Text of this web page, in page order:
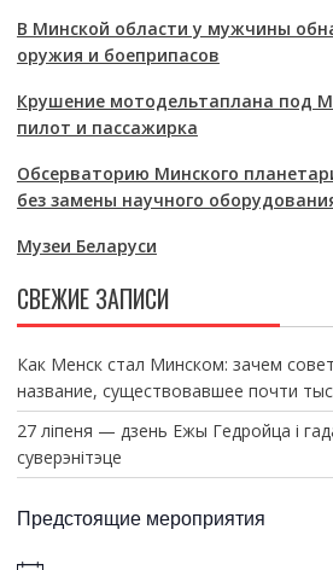
В Минской области у мужчины
оружия и боеприпасов
Крушение мотодельтаплана под
пилот и пассажирка
Обсерваторию Минского
без замены научного
Музеи Беларуси
СВЕЖИЕ ЗАПИСИ
Как Менск стал Минском: зачем
название, существовавшее почти
27 ліпеня — дзень Ежы Гедройца і
суверэнітэце
Предстоящие мероприятия